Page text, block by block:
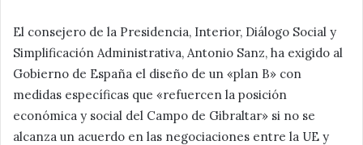
El consejero de la Presidencia, Interior, Diálogo Social y
Simplificación Administrativa, Antonio Sanz, ha exigido al
Gobierno de España el diseño de un «plan B» con
medidas específicas que «refuercen la posición
económica y social del Campo de Gibraltar» si no se
alcanza un acuerdo en las negociaciones entre la UE y